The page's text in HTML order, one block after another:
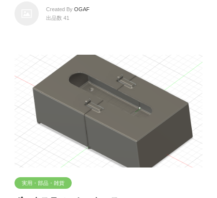
Created By OGAF
出品数 41
実用・部品・雑貨